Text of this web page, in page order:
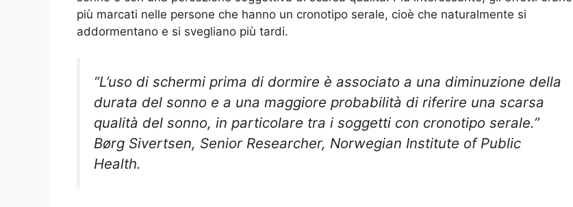
più marcati nelle persone che hanno un cronotipo serale, cioè che naturalmente si
addormentano e si svegliano più tardi.
“L’uso di schermi prima di dormire è associato a una diminuzione della
durata del sonno e a una maggiore probabilità di riferire una scarsa
qualità del sonno, in particolare tra i soggetti con cronotipo serale.”
Børg Sivertsen, Senior Researcher, Norwegian Institute of Public
Health.